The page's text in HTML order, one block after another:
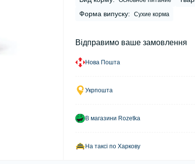
Форма випуску: Сухие корма
Відправимо ваше замовлення
Нова Пошта
Укрпошта
В магазини Rozetka
На таксі по Харкову